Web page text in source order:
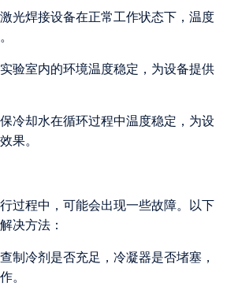
光焊接设备在正常工作状态下，温度
验室内的环境温度稳定，为设备提供
冷却水在循环过程中温度稳定，为设
果。
过程中，可能会出现一些故障。以下
决方法：
制冷剂是否充足，冷凝器是否堵塞，
。